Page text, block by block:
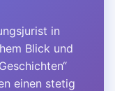
in
Blick und
einen stetig